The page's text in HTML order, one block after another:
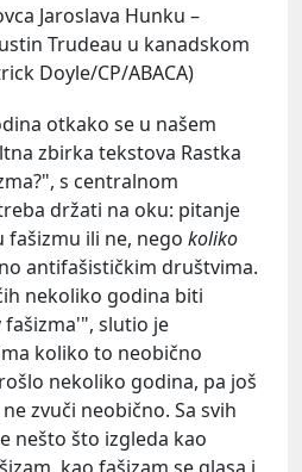
Jaroslava Hunku –
Trudeau u kanadskom
Doyle/CP/ABACA)
otkako se u našem
zbirka tekstova Rastka
s centralnom
držati na oku: pitanje
fašizmu ili ne, nego koliko
antifašističkim društvima.
nekoliko godina biti
slutio je
koliko to neobično
nekoliko godina, pa još
zvuči neobično. Sa svih
nešto što izgleda kao